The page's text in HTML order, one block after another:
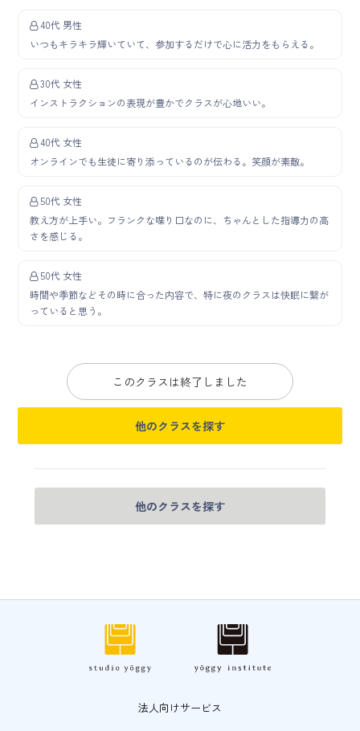
40代 男性
いつもキラキラ輝いていて、参加するだけで心に活力をもらえる。
30代 女性
インストラクションの表現が豊かでクラスが心地いい。
40代 女性
オンラインでも生徒に寄り添っているのが伝わる。笑顔が素敵。
50代 女性
教え方が上手い。フランクな喋り口なのに、ちゃんとした指導力の高
さを感じる。
50代 女性
時間や季節などその時に合った内容で、特に夜のクラスは快眠に繋が
っていると思う。
このクラスは終了しました
他のクラスを探す
他のクラスを探す
法人向けサービス